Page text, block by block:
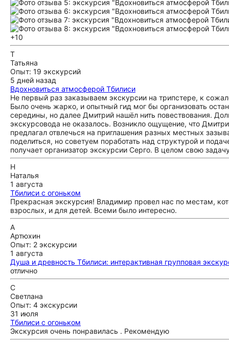
+10
Т
Татьяна
Опыт: 19 экскурсий
5 дней назад
Вдохновиться атмосферой Тбилиси
Не первый раз заказываем экскурсии на трипстере, к
Было очень жарко, и опытный гид мог бы организовать
середины, но далее Дмитрий нашёл нить повествования.
экскурсовода не оказалось. Возникло ощущение, что
предлагал отвлечься на приглашения разных местных
поделиться, но советуем поработать над структурой и
получает организатор экскурсии Серго. В целом свою
Н
Наталья
1 августа
Тбилиси с огоньком
Прекрасная экскурсия! Владимир провел нас по местам,
взрослых, и для детей. Всеми было интересно.
А
Артюхин
Опыт: 2 экскурсии
1 августа
Душа и древность Тбилиси: интерактивная групповая
отлично
С
Светлана
Опыт: 4 экскурсии
31 июля
Тбилиси с огоньком
Экскурсия очень понравилась . Рекомендую